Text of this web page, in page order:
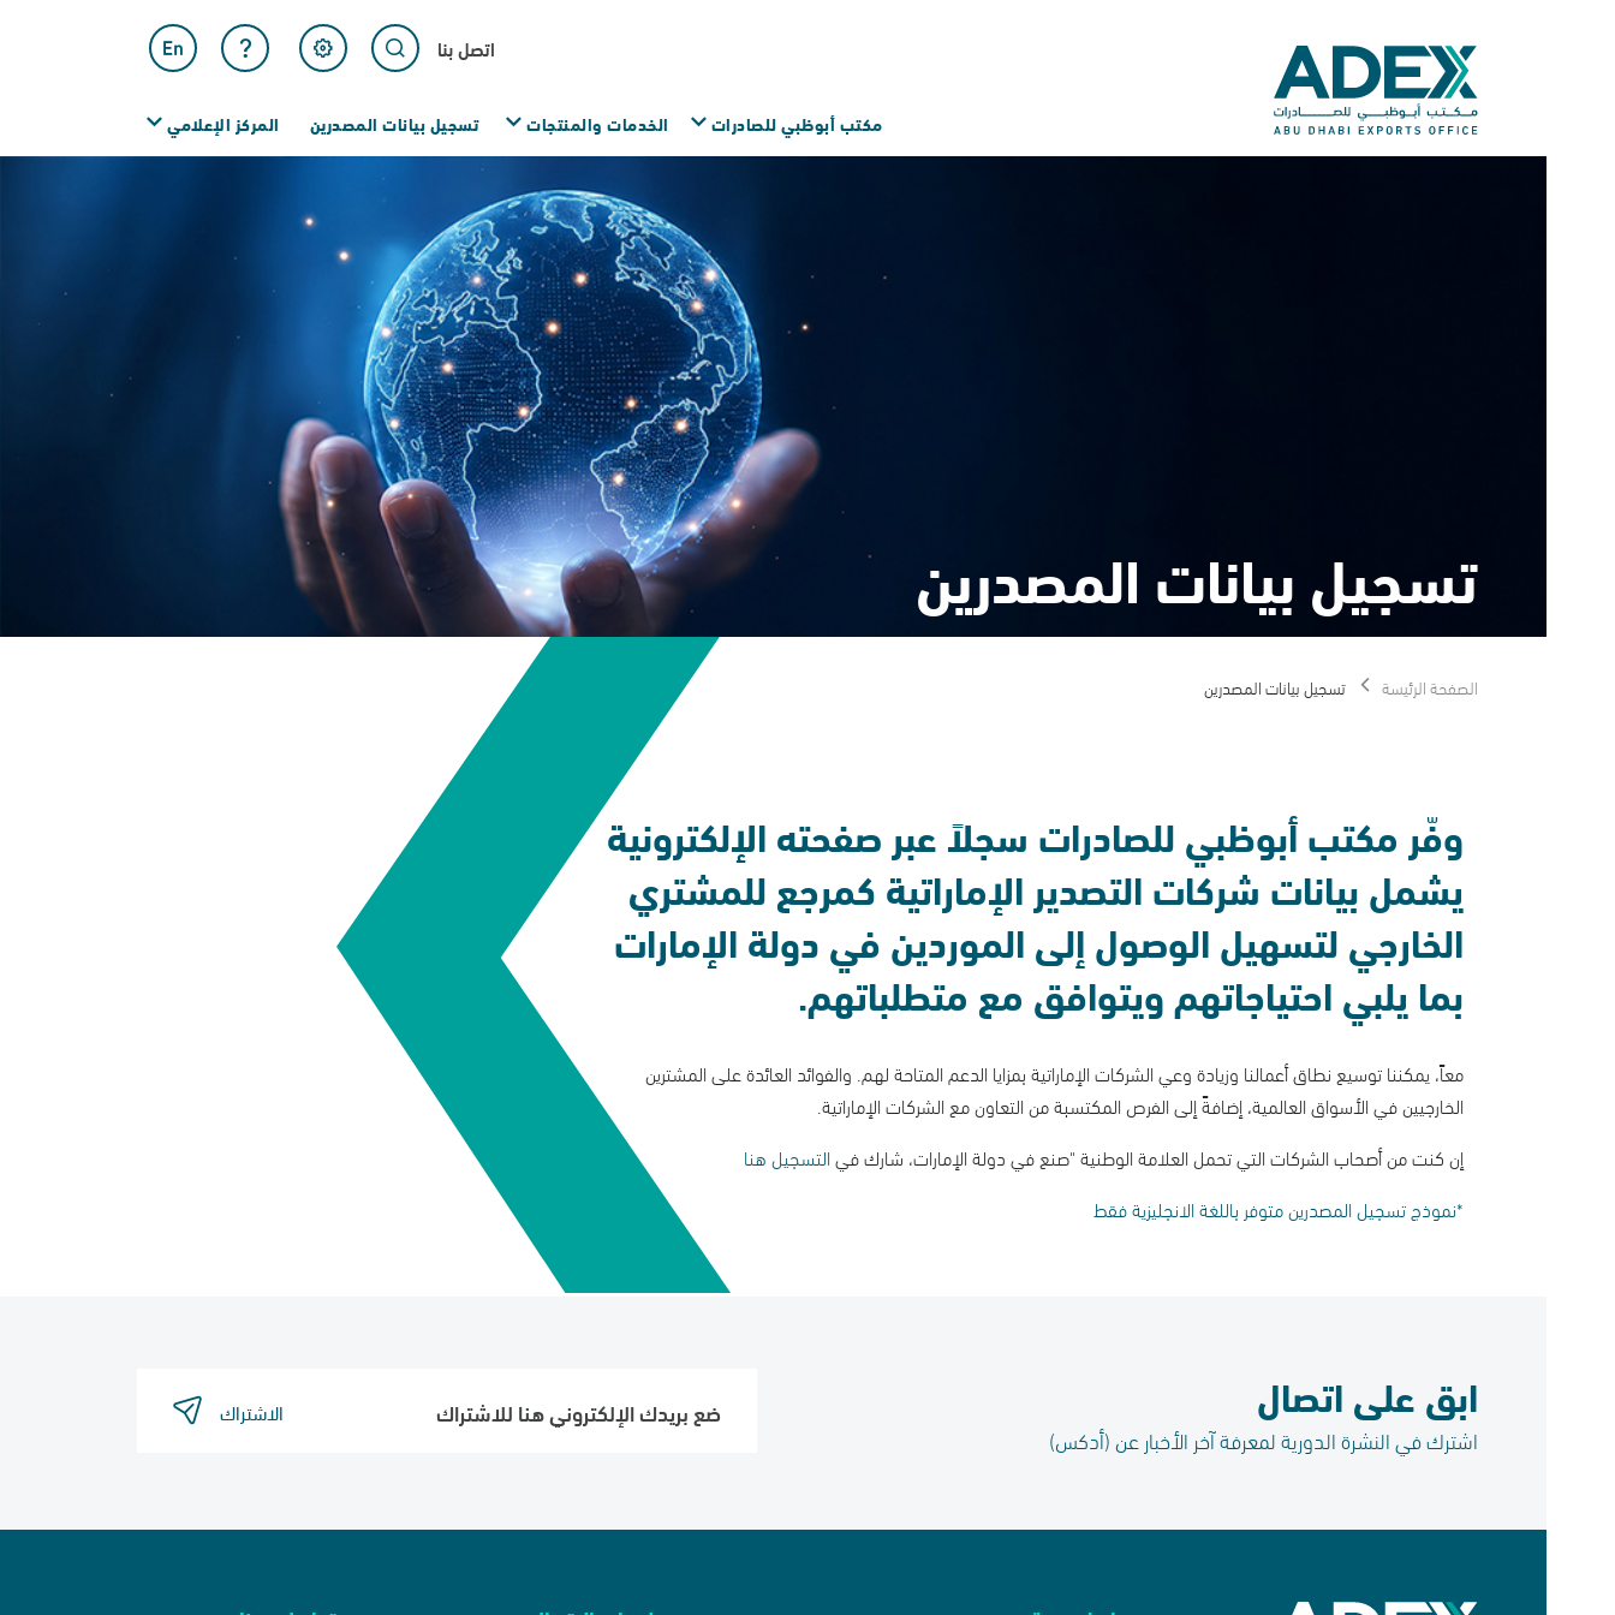
مكتب أبوظبي للصادرات الخدمات والمنتجات تسجيل بيانات المصدرين المركز الإعلامي
تسجيل بيانات المصدرين
الصفحة الرئيسة تسجيل بيانات المصدرين
وفّر مكتب أبوظبي للصادرات سجلاً عبر صفحته الإلكترونية
يشمل بيانات شركات التصدير الإماراتية كمرجع للمشتري
الخارجي لتسهيل الوصول إلى الموردين في دولة الإمارات
بما يلبي احتياجاتهم ويتوافق مع متطلباتهم.
معاً، يمكننا توسيع نطاق أعمالنا وزيادة وعي الشركات الإماراتية بمزايا الدعم المتاحة لهم. والفوائد العائدة على المشترين
الخارجيين في الأسواق العالمية، إضافةً إلى الفرص المكتسبة من التعاون مع الشركات الإماراتية.
إن كنت من أصحاب الشركات التي تحمل العلامة الوطنية "صنع في دولة الإمارات، شارك فيالتسجيل هنا
*نموذج تسجيل المصدرين متوفر باللغة الانجليزية فقط
ابق على اتصال
اشترك في النشرة الدورية لمعرفة آخر الأخبار عن (أدكس)​